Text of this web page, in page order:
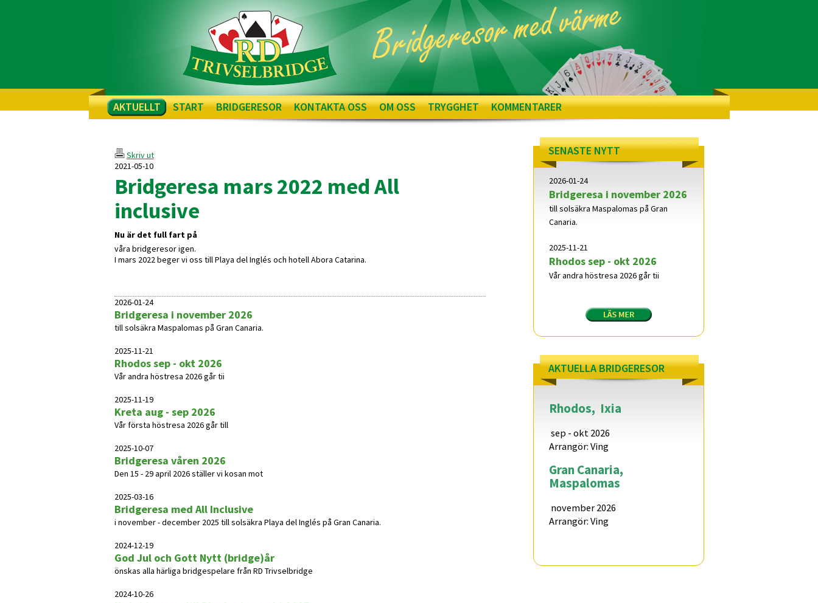
AKTUELLT START BRIDGERESOR KONTAKTA OSS OM OSS TRYGGHET KOMMENTARER
Skriv ut
2021-05-10
Bridgeresa mars 2022 med All
inclusive
Nu är det full fart på
våra bridgeresor igen.
I mars 2022 beger vi oss till Playa del Inglés och hotell Abora Catarina.
2026-01-24
Bridgeresa i november 2026
till solsäkra Maspalomas på Gran Canaria.
2025-11-21
Rhodos sep - okt 2026
Vår andra höstresa 2026 går tii
2025-11-19
Kreta aug - sep 2026
Vår första höstresa 2026 går till
2025-10-07
Bridgeresa våren 2026
Den 15 - 29 april 2026 ställer vi kosan mot
2025-03-16
Bridgeresa med All Inclusive
i november - december 2025 till solsäkra Playa del Inglés på Gran Canaria.
2024-12-19
God Jul och Gott Nytt (bridge)år
önskas alla härliga bridgespelare från RD Trivselbridge
2024-10-26
SENASTE NYTT
2026-01-24
Bridgeresa i november 2026
till solsäkra Maspalomas på Gran
Canaria.
2025-11-21
Rhodos sep - okt 2026
Vår andra höstresa 2026 går tii
AKTUELLA BRIDGERESOR
Rhodos, Ixia
sep - okt 2026
Arrangör: Ving
Gran Canaria,
Maspalomas
november 2026
Arrangör: Ving